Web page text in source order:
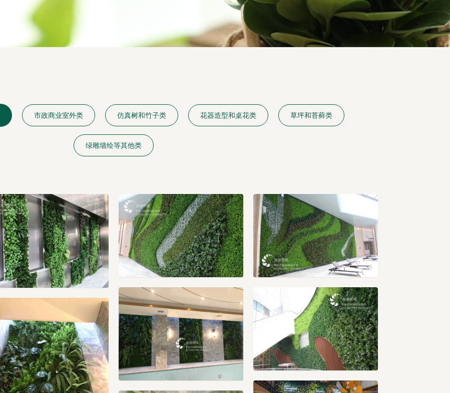
市政商业室外类 仿真树和竹子类 花器造型和桌花类 草坪和苔藓类
绿雕墙绘等其他类